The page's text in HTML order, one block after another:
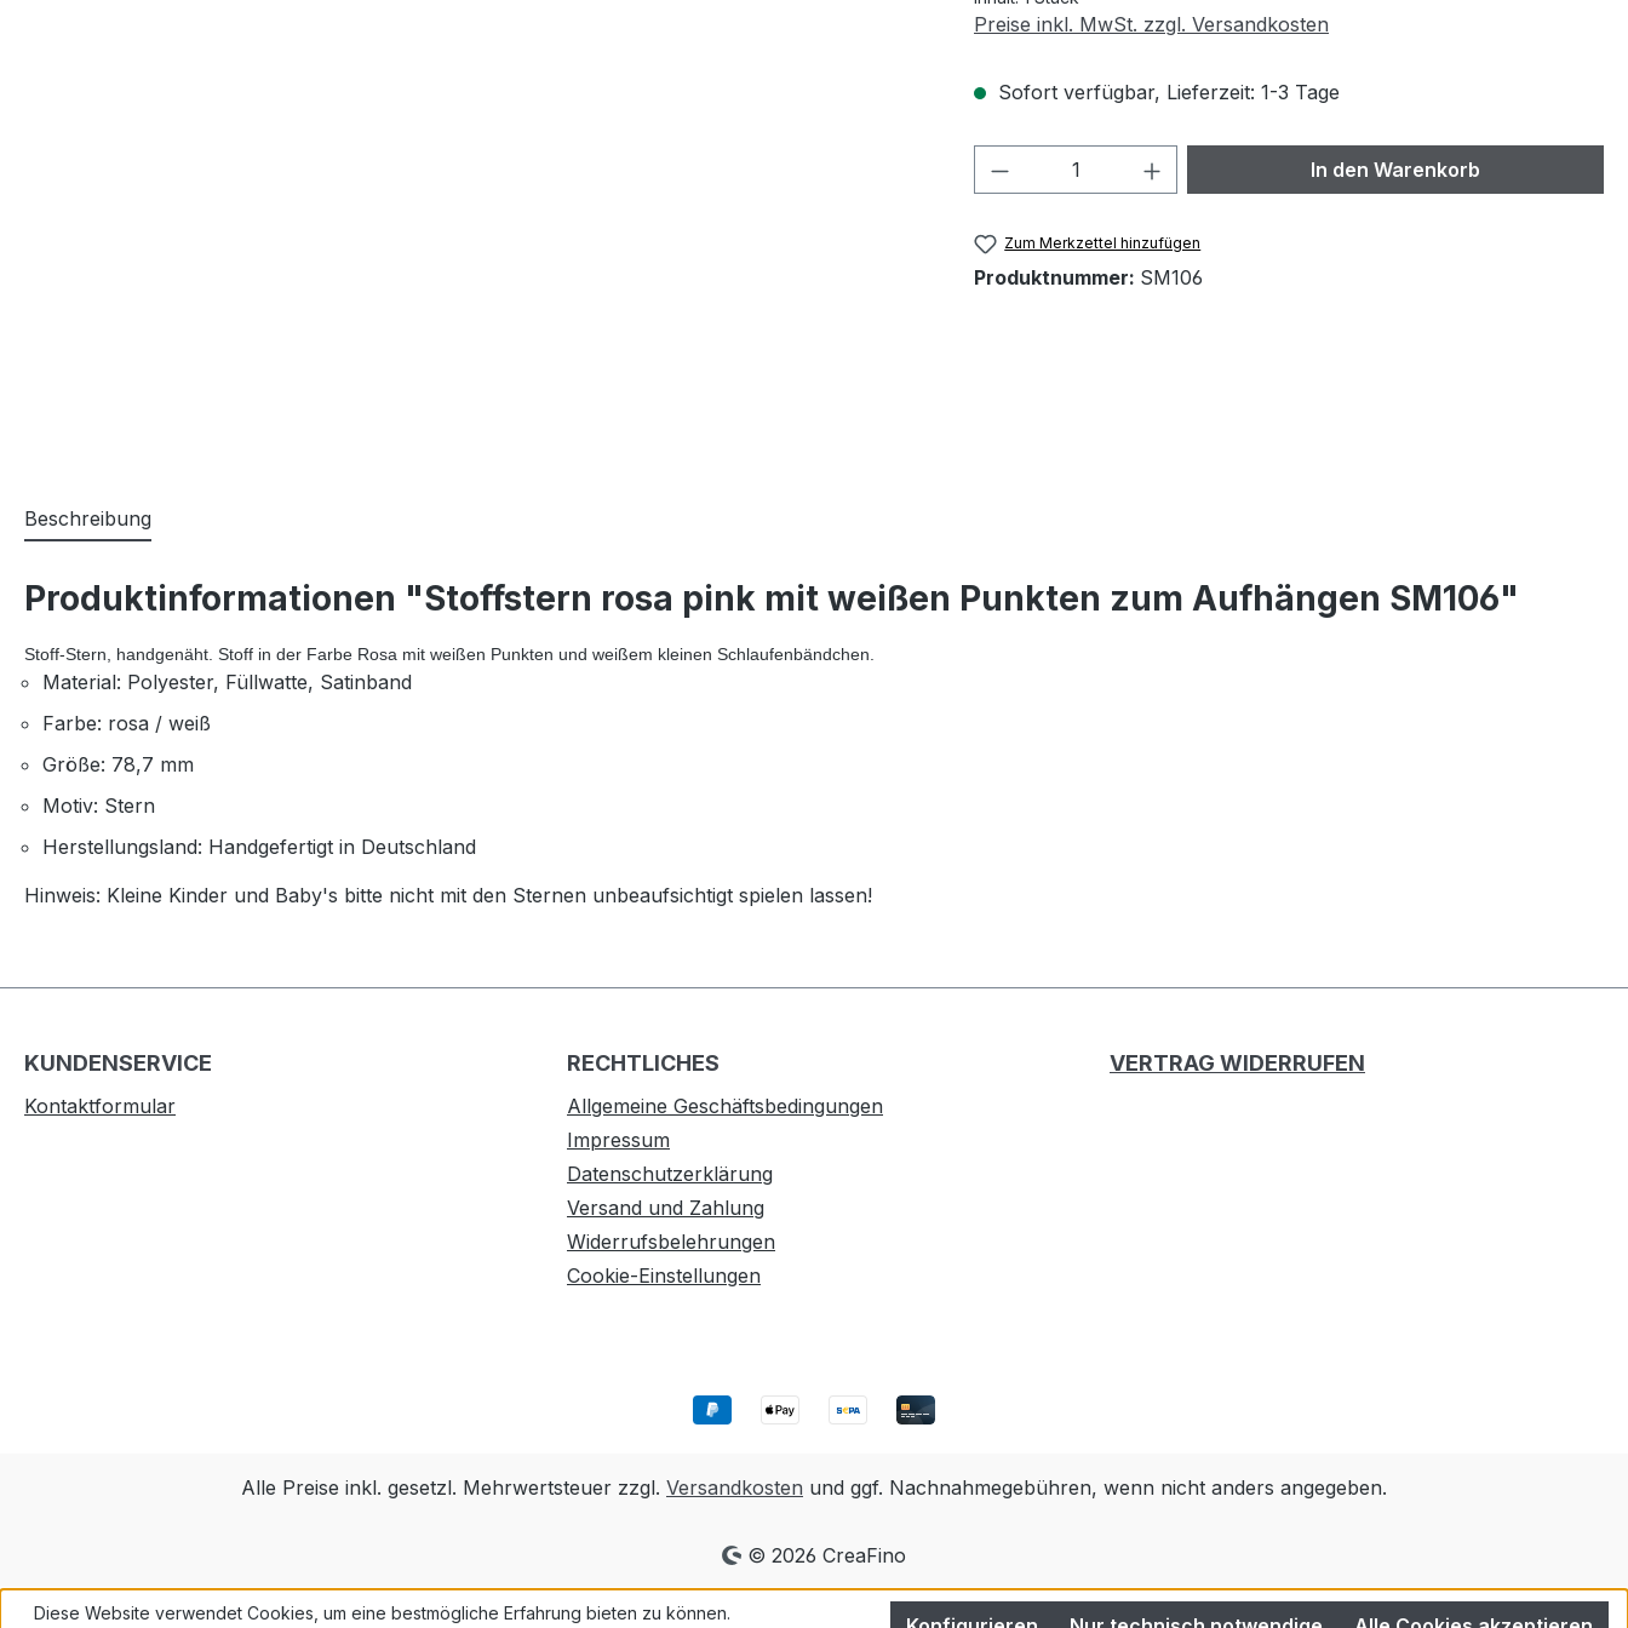
Preise inkl. MwSt. zzgl. Versandkosten
Sofort verfügbar, Lieferzeit: 1-3 Tage
Produkt Anzahl: Gib den gewünschten Wert
In den Warenkorb
Zum Merkzettel hinzufügen
Produktnummer: SM106
Beschreibung
Produktinformationen "Stoffstern rosa pink mit weißen Punkten zum Aufhängen SM106"
Stoff-Stern, handgenäht. Stoff in der Farbe Rosa mit weißen Punkten und weißem kleinen Schlaufenbändchen.
Material: Polyester, Füllwatte, Satinband
Farbe: rosa / weiß
Größe: 78,7 mm
Motiv: Stern
Herstellungsland: Handgefertigt in Deutschland
Hinweis: Kleine Kinder und Baby's bitte nicht mit den Sternen unbeaufsichtigt spielen lassen!
KUNDENSERVICE
Kontaktformular
RECHTLICHES
Allgemeine Geschäftsbedingungen
Impressum
Datenschutzerklärung
Versand und Zahlung
Widerrufsbelehrungen
Cookie-Einstellungen
VERTRAG WIDERRUFEN
Alle Preise inkl. gesetzl. Mehrwertsteuer zzgl. Versandkosten und ggf. Nachnahmegebühren, wenn nicht anders angegeben.
© 2026 CreaFino
Diese Website verwendet Cookies, um eine bestmögliche Erfahrung bieten zu können.